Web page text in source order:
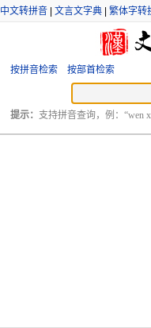
中文转拼音 文言文字典 繁体字转
按拼音检索 按部首检索
提示： 支持拼音查询，例：“wen